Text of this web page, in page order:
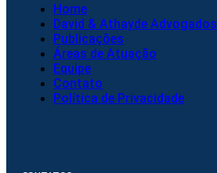
Home
David & Athayde Advogados
Publicações
Áreas de Atuação
Equipe
Contato
Política de Privacidade